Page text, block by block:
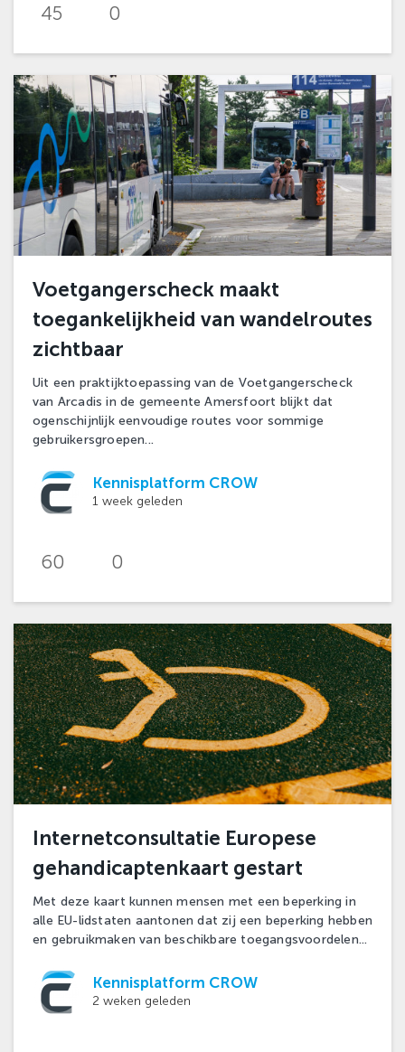
45 0
Voetgangerscheck maakt
toegankelijkheid van wandelroutes
zichtbaar
Uit een praktijktoepassing van de Voetgangerscheck
van Arcadis in de gemeente Amersfoort blijkt dat
ogenschijnlijk eenvoudige routes voor sommige
gebruikersgroepen...
Kennisplatform CROW
1 week geleden
60 0
Internetconsultatie Europese
gehandicaptenkaart gestart
Met deze kaart kunnen mensen met een beperking in
alle EU-lidstaten aantonen dat zij een beperking hebben
en gebruikmaken van beschikbare toegangsvoordelen...
Kennisplatform CROW
2 weken geleden